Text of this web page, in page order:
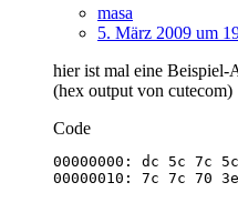
masa
5. März 2009 um
hier ist mal eine Beispiel-
(hex output von cutecom)
Code
00000010: 7c 7c